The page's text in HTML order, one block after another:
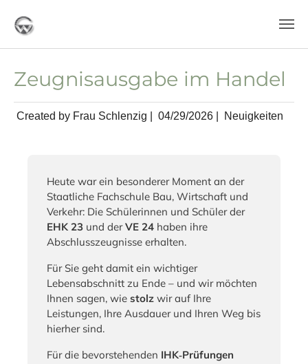
Zeugnisausgabe im Handel
Created by Frau Schlenzig | 04/29/2026 Neuigkeiten
Heute war ein besonderer Moment an der
Staatliche Fachschule Bau, Wirtschaft und
Verkehr: Die Schülerinnen und Schüler der
EHK 23 und derVE 24 haben ihre
Abschlusszeugnisse erhalten.
Für Sie geht damit ein wichtiger
Lebensabschnitt zu Ende – und wir möchten
Ihnen sagen, wie stolz wir auf Ihre
Leistungen, Ihre Ausdauer und Ihren Weg bis
hierher sind.
Für die bevorstehenden IHK‑Prüfungen